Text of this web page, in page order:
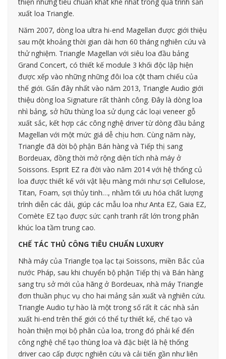
xuất loa Triangle.
Năm 2007, dòng loa ultra hi-end Magellan được giới thiệu
sau một khoảng thời gian dài hơn 60 tháng nghiên cứu và
thử nghiệm. Triangle Magellan với siêu loa đầu bảng
Grand Concert, có thiết kế module 3 khối độc lập hiện
được xếp vào những những đôi loa cột tham chiếu của
thế giới. Gấn đây nhất vào năm 2013, Triangle Audio giới
thiệu dòng loa Signature rất thành công. Đây là dòng loa
nhì bảng, sở hữu thùng loa sử dụng các loại veneer gỗ
xuất sắc, kết hợp các công nghệ driver từ dòng đầu bảng
Magellan với một mức giá dễ chịu hơn. Cùng năm này,
Triangle đã dời bộ phận Bán hàng và Tiếp thị sang
Bordeuax, đồng thời mở rộng diện tích nhà máy ở
Soissons. Esprit EZ ra đời vào năm 2014 với hệ thống củ
loa được thiết kế với vật liệu màng mới như sợi Cellulose,
Titan, Foam, sợi thủy tinh…, nhằm tối ưu hóa chất lượng
trình diễn các dải, giúp các mẫu loa như Anta EZ, Gaia EZ,
Comète EZ tạo được sức cạnh tranh rất lớn trong phân
khúc loa tầm trung cao.
CHẾ TÁC THỦ CÔNG TIÊU CHUẨN LUXURY
Nhà máy của Triangle tọa lạc tại Soissons, miền Bắc của
nước Pháp, sau khi chuyển bộ phận Tiếp thị và Bán hàng
sang trụ sở mới của hãng ở Bordeuax, nhà máy Triangle
đơn thuần phục vụ cho hai mảng sản xuất và nghiên cứu.
Triangle Audio tự hào là một trong số rất ít các nhà sản
xuất hi-end trên thế giới có thể tự thiết kế, chế tạo và
hoàn thiện mọi bộ phân của loa, trong đó phải kể đến
công nghệ chế tạo thùng loa và đặc biệt là hệ thống
driver cao cấp được nghiên cứu và cải tiến gần như liên